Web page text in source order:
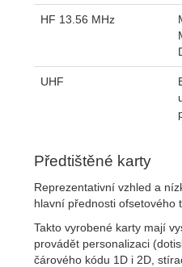
HF 13.56 MHz
UHF
Předtištěné karty
Reprezentativní vzhled a
hlavní přednosti ofsetového
Takto vyrobené karty mají
provádět personalizaci
čárového kódu 1D i 2D,